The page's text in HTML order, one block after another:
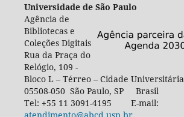
Universidade de São Paulo
Agência de
Bibliotecas e
Coleções Digitais
Rua da Praça do
Relógio, 109 -
Bloco L – Térreo – Cidade Universitária
05508-050 São Paulo, SP Brasil
Tel: +55 11 3091-4195 E-mail:
atendimento@abcd.usp.br